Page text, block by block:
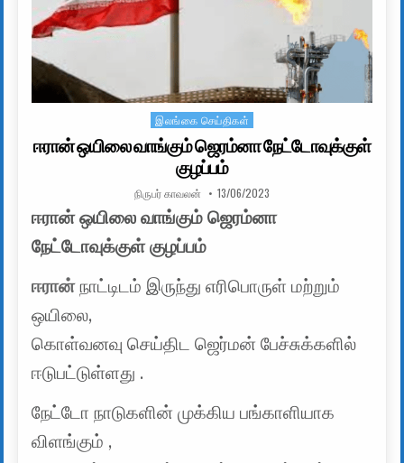
Posted in
இலங்கை செய்திகள்
ஈரான் ஒயிலை வாங்கும் ஜெரம்னா நேட்டோவுக்குள்
குழப்பம்
AUTHOR:
நிருபர் காவலன் PUBLISHED DATE:
13/06/2023
ஈரான் ஒயிலை வாங்கும் ஜெரம்னா
நேட்டோவுக்குள் குழப்பம்
ஈரான்நாட்டிடம் இருந்து எரிபொருள் மற்றும்
ஒயிலை,
கொள்வனவு செய்திட ஜெர்மன் பேச்சுக்களில்
ஈடுபட்டுள்ளது .
நேட்டோ நாடுகளின் முக்கிய பங்காளியாக
விளங்கும் ,